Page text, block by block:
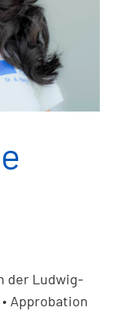
der Ludwig-
Approbation